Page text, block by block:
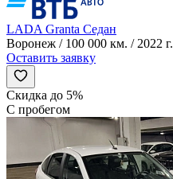
LADA Granta Седан
Воронеж / 100 000 км. / 2022 г.
Оставить заявку
Скидка до 5%
С пробегом